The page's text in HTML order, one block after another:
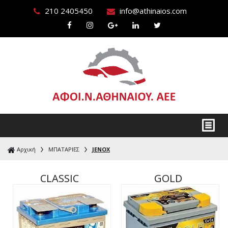
210 2405450 info@athinaios.com
Αρχική ΜΠΑΤΑΡΙΕΣ JENOX
CLASSIC GOLD